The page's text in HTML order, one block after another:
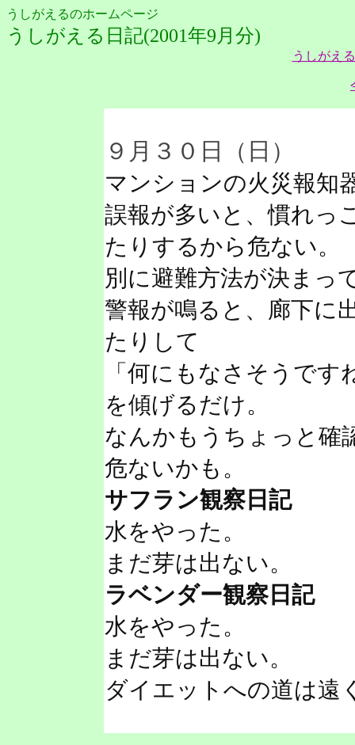
うしがえるのホームページ
うしがえる日記(2001年9月分)
うしがえ
９月３０日（日）
マンションの火災報知
誤報が多いと、慣れっ
たりするから危ない。
別に避難方法が決まっ
警報が鳴ると、廊下に
たりして
「何にもなさそうで
を傾げるだけ。
なんかもうちょっと確
危ないかも。
サフラン観察日記
水をやった。
まだ芽は出ない。
ラベンダー観察日記
水をやった。
まだ芽は出ない。
ダイエットへの道は遠